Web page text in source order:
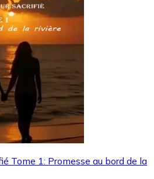
Tome 1: Promesse au bord de la